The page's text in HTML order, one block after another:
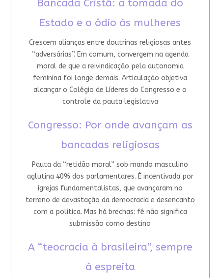
Bancada Cristã: a tomada do
Estado e o ódio às mulheres
Crescem alianças entre doutrinas religiosas antes
“adversárias”. Em comum, convergem na agenda
moral de que a reivindicação pela autonomia
feminina foi longe demais. Articulação objetiva
alcançar o Colégio de Líderes do Congresso e o
controle da pauta legislativa
Congresso: Por onde avançam as
bancadas religiosas
Pauta da “retidão moral” sob mando masculino
aglutina 40% dos parlamentares. É incentivada por
igrejas fundamentalistas, que avançaram no
terreno de devastação da democracia e desencanto
com a política. Mas há brechas: fé não significa
submissão como destino
A “teocracia à brasileira”, sempre
à espreita